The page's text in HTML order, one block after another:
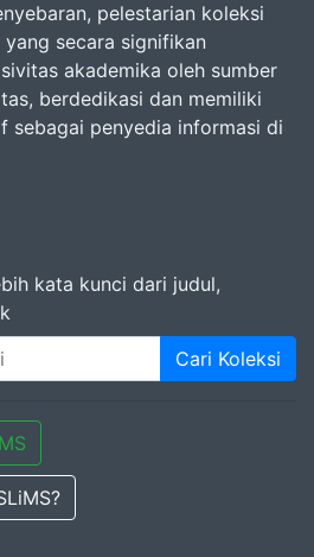
pelestarian koleksi
secara signifikan
akademika oleh sumber
berdedikasi dan memiliki
sebagai penyedia informasi di
kata kunci dari judul,
Cari Koleksi